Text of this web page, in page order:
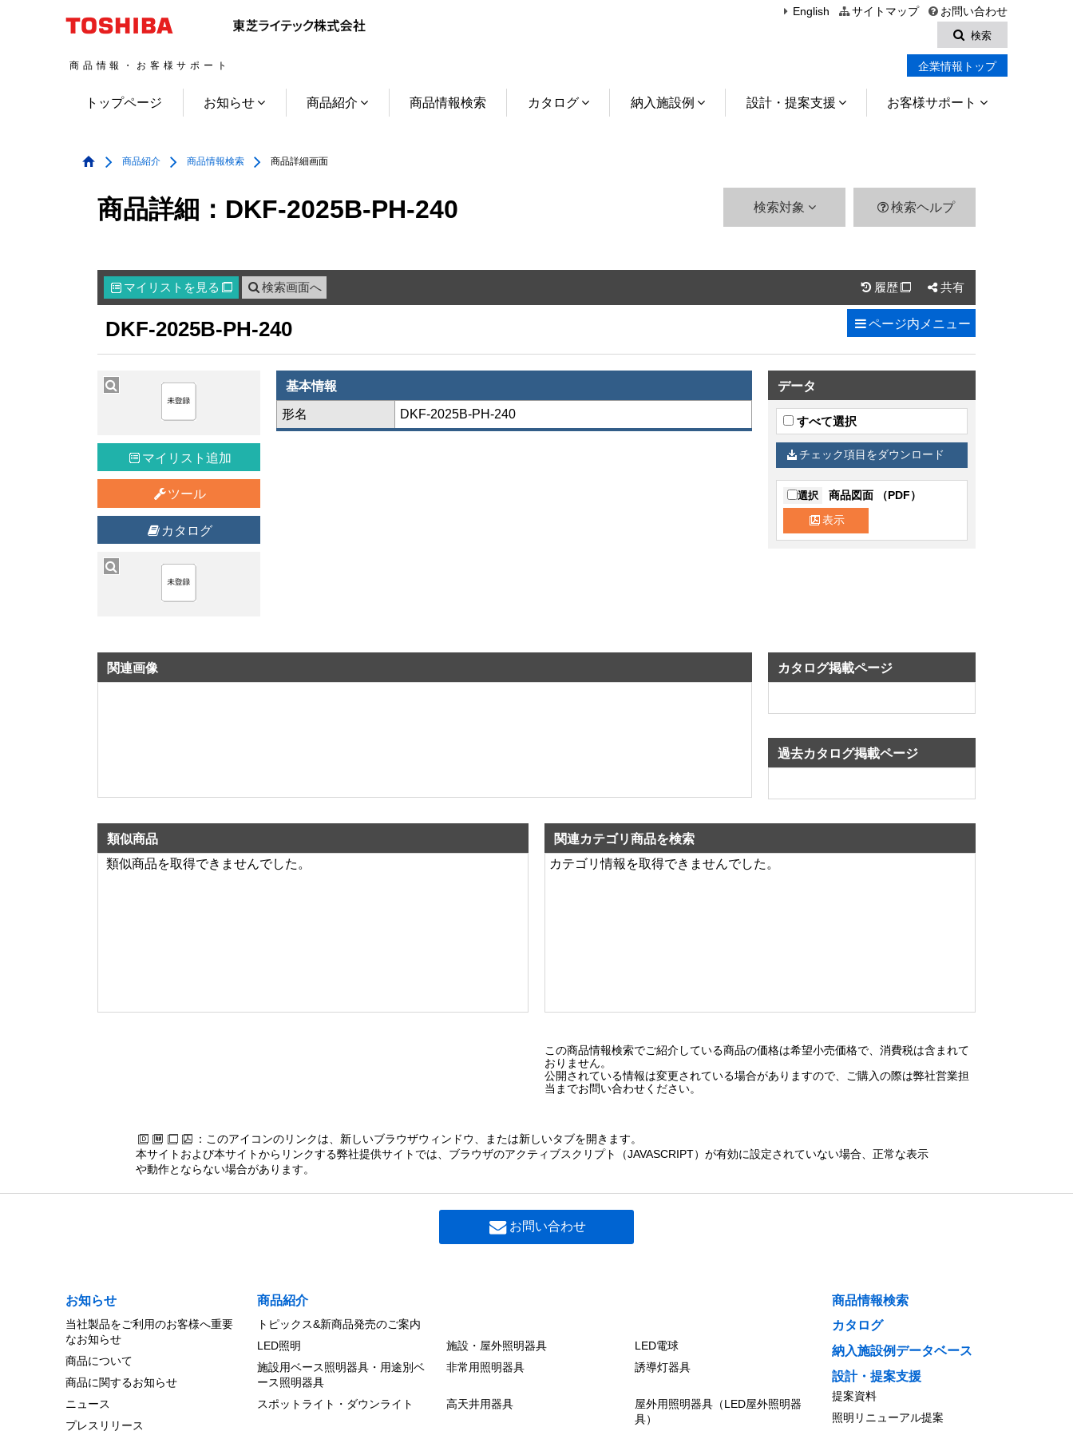
English サイトマップ
お問い合わせ
検索
商品情報・お客様サポート 企業情報トップ
トップページ お知らせ 商品紹介 商品情報検索 カタログ 納入施設例 設計・提案支援 お客様サポート
商品紹介 商品情報検索 商品詳細画面
商品詳細：DKF-2025B-PH-240 検索対象 検索ヘルプ
マイリスト を見る  検索画面へ 履歴  共有
DKF-2025B-PH-240 ページ内 メニュー
マイリスト追加
ツール
カタログ
基本情報
形名 DKF-2025B-PH-240
データ
すべて選択
チェック項目をダウンロード
選択 商品図面 （PDF）
表示
関連画像 カタログ掲載ページ
過去カタログ掲載ページ
類似商品
類似商品を取得できませんでした。
関連カテゴリ商品を検索
カテゴリ情報を取得できませんでした。
この商品情報検索でご紹介している商品の価格は希望小売価格で、消費税は含まれて
おりません。
公開されている情報は変更されている場合がありますので、ご購入の際は弊社営業担
当までお問い合わせください。
：このアイコンのリンクは、新しいブラウザウィンドウ、または新しいタブを開きます。
本サイトおよび本サイトからリンクする弊社提供サイトでは、ブラウザのアクティブスクリプト（JAVASCRIPT）が有効に設定されていない場合、正常な表示
や動作とならない場合があります。
お問い合わせ
お知らせ
当社製品をご利用のお客様へ重要
なお知らせ
商品について
商品に関するお知らせ
ニュース
プレスリリース
商品紹介
トピックス&新商品発売のご案内
LED照明
施設・屋外照明器具
LED電球
施設用ベース照明器具・用途別ベ
ース照明器具
非常用照明器具 誘導灯器具
スポットライト・ダウンライト 高天井用器具
屋外用照明器具（LED屋外照明器
具）
商品情報検索
カタログ
納入施設例データベース
設計・提案支援
提案資料
照明リニューアル提案